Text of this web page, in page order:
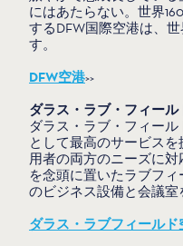
にはあたらない。世界
するDFW国際空港は、
す。
DFW空港>>
ダラス・ラブ・フィール
ダラス・ラブ・フィー
として最高のサービス
用者の両方のニーズに
を念頭に置いたラブフ
のビジネス設備と会議室
ダラス・ラブフィールド